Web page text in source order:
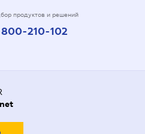
продуктов и решений
210-102